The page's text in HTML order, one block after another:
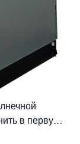
в первую